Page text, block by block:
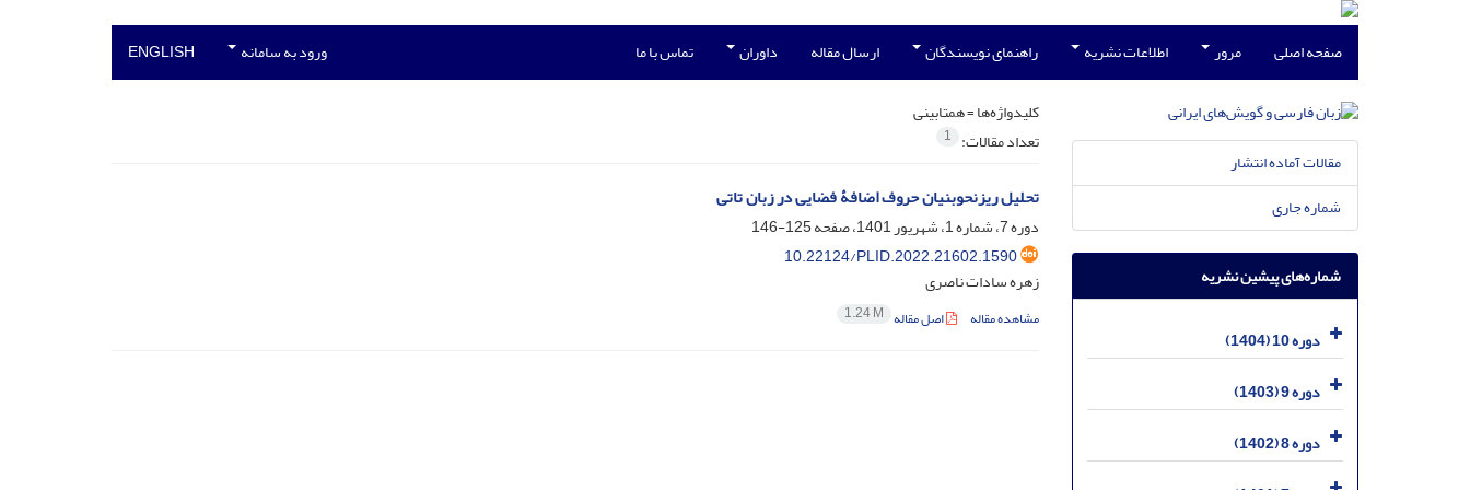
صفحه اصلی مرور اطلاعات نشریه راهنمای نویسندگان ارسال مقاله داوران تماس با ما ورود به سامانه ENGLISH
کلیدواژه‌ها =همتابینی
تعداد مقالات: 1
تحلیل ریزنحوبنیان حروف اضافۀ فضایی در زبان تاتی
دوره 7، شماره 1، شهریور 1401، صفحه
125-146
10.22124/PLID.2022.21602.1590
زهره سادات ناصری
مشاهده مقاله اصل مقاله 1.24 M
مقالات آماده انتشار
شماره جاری
شماره‌های پیشین نشریه
دوره 10 (1404)
دوره 9 (1403)
دوره 8 (1402)